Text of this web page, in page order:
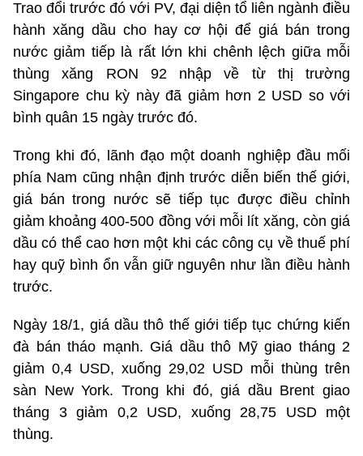
Trao đổi trước đó với PV, đại diện tổ liên ngành điều
hành xăng dầu cho hay cơ hội để giá bán trong
nước giảm tiếp là rất lớn khi chênh lệch giữa mỗi
thùng xăng RON 92 nhập về từ thị trường
Singapore chu kỳ này đã giảm hơn 2 USD so với
bình quân 15 ngày trước đó.
Trong khi đó, lãnh đạo một doanh nghiệp đầu mối
phía Nam cũng nhận định trước diễn biến thế giới,
giá bán trong nước sẽ tiếp tục được điều chỉnh
giảm khoảng 400-500 đồng với mỗi lít xăng, còn giá
dầu có thể cao hơn một khi các công cụ về thuế phí
hay quỹ bình ổn vẫn giữ nguyên như lần điều hành
trước.
Ngày 18/1, giá dầu thô thế giới tiếp tục chứng kiến
đà bán tháo mạnh. Giá dầu thô Mỹ giao tháng 2
giảm 0,4 USD, xuống 29,02 USD mỗi thùng trên
sàn New York. Trong khi đó, giá dầu Brent giao
tháng 3 giảm 0,2 USD, xuống 28,75 USD một
thùng.